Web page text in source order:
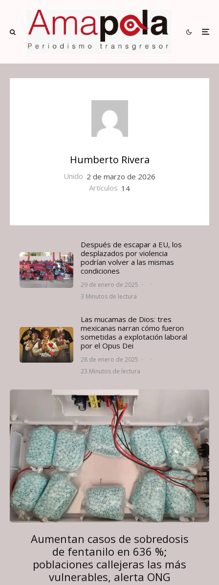
Humberto Rivera
Unido 2 de marzo de 2026
Artículos 14
Después de escapar a EU, los
desplazados por violencia
podrían volver a las mismas
condiciones
29 de enero de 2025 ·
·
3 Minutos de lectura
Las mucamas de Dios: tres
mexicanas narran cómo fueron
sometidas a explotación laboral
por el Opus Dei
28 de enero de 2025 ·
·
23 Minutos de lectura
Aumentan casos de sobredosis
de fentanilo en 636 %;
poblaciones callejeras las más
vulnerables, alerta ONG